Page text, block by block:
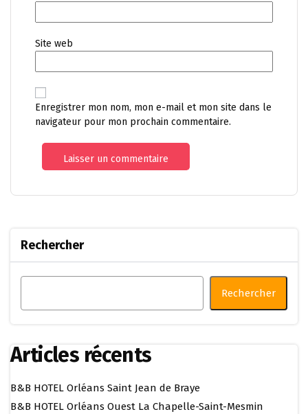
Site web
Enregistrer mon nom, mon e-mail et mon site dans le
navigateur pour mon prochain commentaire.
Rechercher
Rechercher
Articles récents
B&B HOTEL Orléans Saint Jean de Braye
B&B HOTEL Orléans Ouest La Chapelle-Saint-Mesmin